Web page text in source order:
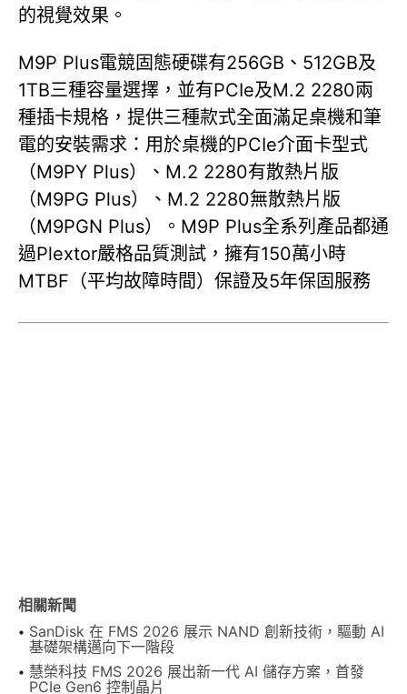
的視覺效果。
M9P Plus電競固態硬碟有256GB、512GB及
1TB三種容量選擇，並有PCIe及M.2 2280兩
種插卡規格，提供三種款式全面滿足桌機和筆
電的安裝需求：用於桌機的PCIe介面卡型式
（M9PY Plus）、M.2 2280有散熱片版
（M9PG Plus）、M.2 2280無散熱片版
（M9PGN Plus）。M9P Plus全系列產品都通
過Plextor嚴格品質測試，擁有150萬小時
MTBF（平均故障時間）保證及5年保固服務
相關新聞
SanDisk 在 FMS 2026 展示 NAND 創新技術，驅動 AI
基礎架構邁向下一階段
慧榮科技 FMS 2026 展出新一代 AI 儲存方案，首發
PCIe Gen6 控制晶片